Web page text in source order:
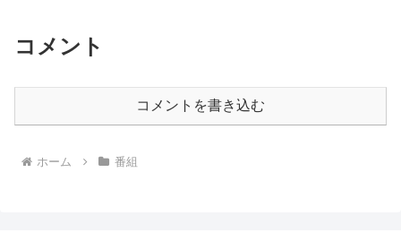
コメント
コメントを書き込む
ホーム 番組